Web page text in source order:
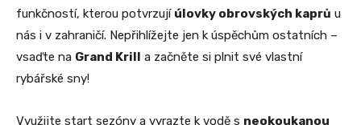
funkčností, kterou potvrzují úlovky obrovských kaprů u
nás i v zahraničí. Nepřihlížejte jen k úspěchům ostatních –
vsaďte na Grand Krill a začněte si plnit své vlastní
rybářské sny!
Využijte start sezóny a vyrazte k vodě s neokoukanou